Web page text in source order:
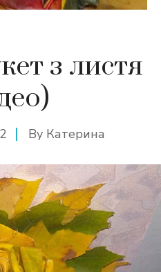
з листя
By Катерина